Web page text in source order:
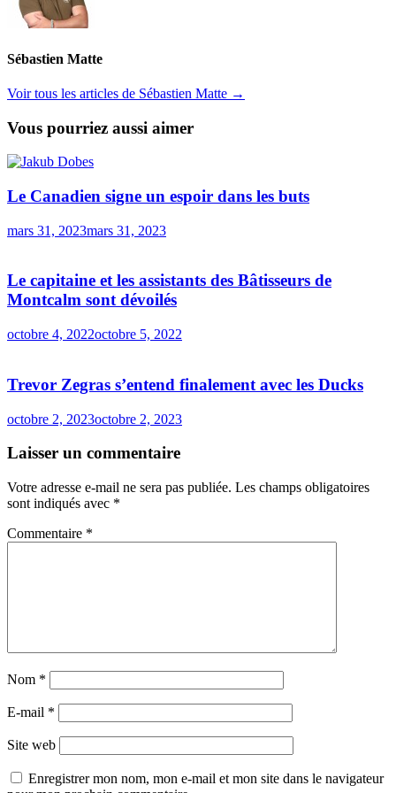
Sébastien Matte
Voir tous les articles de Sébastien Matte →
Vous pourriez aussi aimer
Le Canadien signe un espoir dans les buts
mars 31, 2023mars 31, 2023
Le capitaine et les assistants des Bâtisseurs de
Montcalm sont dévoilés
octobre 4, 2022octobre 5, 2022
Trevor Zegras s’entend finalement avec les Ducks
octobre 2, 2023octobre 2, 2023
Laisser un commentaire
Votre adresse e-mail ne sera pas publiée. Les champs obligatoires
sont indiqués avec *
Commentaire *
Nom *
E-mail *
Site web
Enregistrer mon nom, mon e-mail et mon site dans le navigateur